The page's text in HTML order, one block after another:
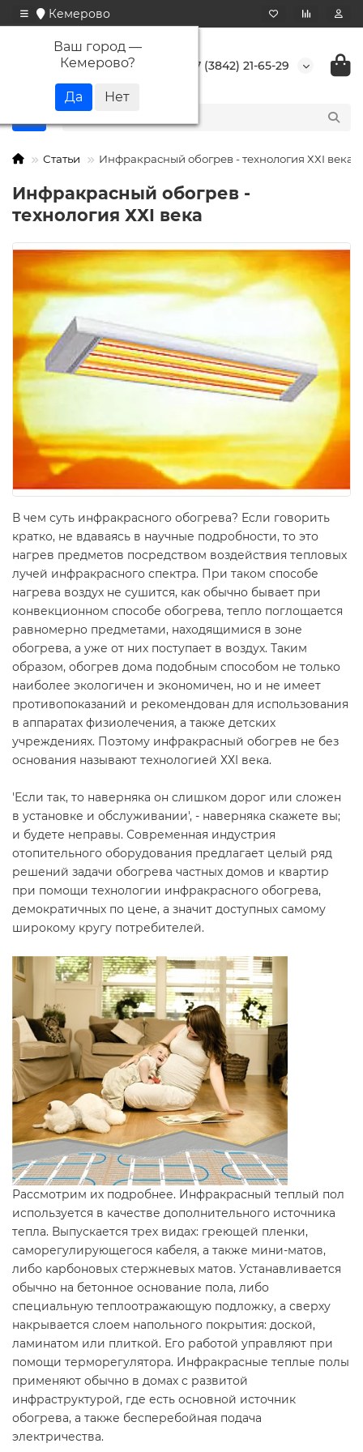
Кемерово
Ваш город —
Кемерово? +7 (3842) 21-65-29
Статьи Инфракрасный обогрев - технология ХХI века
Инфракрасный обогрев -
технология ХХI века
В чем суть инфракрасного обогрева? Если говорить
кратко, не вдаваясь в научные подробности, то это
нагрев предметов посредством воздействия тепловых
лучей инфракрасного спектра. При таком способе
нагрева воздух не сушится, как обычно бывает при
конвекционном способе обогрева, тепло поглощается
равномерно предметами, находящимися в зоне
обогрева, а уже от них поступает в воздух. Таким
образом, обогрев дома подобным способом не только
наиболее экологичен и экономичен, но и не имеет
противопоказаний и рекомендован для использования
в аппаратах физиолечения, а также детских
учреждениях. Поэтому инфракрасный обогрев не без
основания называют технологией ХХI века.
'Если так, то наверняка он слишком дорог или сложен
в установке и обслуживании', - наверняка скажете вы;
и будете неправы. Современная индустрия
отопительного оборудования предлагает целый ряд
решений задачи обогрева частных домов и квартир
при помощи технологии инфракрасного обогрева,
демократичных по цене, а значит доступных самому
широкому кругу потребителей.
Рассмотрим их подробнее. Инфракрасный теплый пол
используется в качестве дополнительного источника
тепла. Выпускается трех видах: греющей пленки,
саморегулирующегося кабеля, а также мини-матов,
либо карбоновых стержневых матов. Устанавливается
обычно на бетонное основание пола, либо
специальную теплоотражающую подложку, а сверху
накрывается слоем напольного покрытия: доской,
ламинатом или плиткой. Его работой управляют при
помощи терморегулятора. Инфракрасные теплые полы
применяют обычно в домах с развитой
инфраструктурой, где есть основной источник
обогрева, а также бесперебойная подача
электричества.